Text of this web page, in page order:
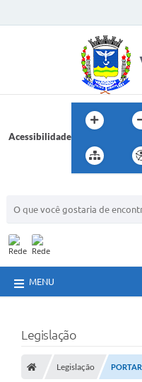
Acessibilidade
MENU
Legislação
Legislação